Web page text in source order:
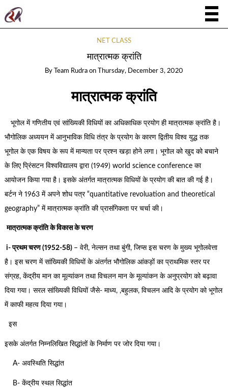
NET CLASS
मात्रात्मक क्रांति
By Team Rudra on Thursday, December 3, 2020
मात्रात्मक क्रांति
भूगोल में गणितीय एवं सांख्यिकी विधियों का अधिकाधिक प्रयोग ही मात्रात्मक क्रांति है।
भौगोलिक अध्ययन में आनुभाविक विधि तंत्र के प्रयोग के कारण द्वितीय विश्व युद्ध तक
भूगोल के एक विषय के रूप में मान्यता पर प्रश्न खड़ा होने लगा। भूगोल को खुद को बचाने
के लिए प्रिंसटन विश्वविद्यालय द्वारा (1949) world science conference का
आयोजन किया गया है। इसके अंतर्गत मात्रात्मक विधियों के प्रयोग की बात की गई है।
बर्टन ने 1963 में अपने शोध पत्र “quantitative revoluation and theoretical
geography” में मात्रात्मक क्रांति की प्रासंगिकता पर चर्चा की।
मात्रात्मक क्रांति के विकास के चरण
i- प्रथम चरण (1952-58) – वेरी, नेल्सन तथा बुंगी, जिप्स इस चरण के मुख्य भूगोलवेत्ता
है। इस चरण में सांख्यिकी विधियों के अंतर्गत भौगोलिक आंकड़ों का प्राथमिक स्तर पर
संग्रह, केंद्रीय मान का मूल्यांकन तथा विचलन मान के मूल्यांकन के अनुप्रयोग को बढ़ावा
दिया गया। सरल सांख्यिकी विधियों जैसे- माध्य, ,बहुलक, विचलन आदि के प्रयोग को भूगोल
में काफी महत्व दिया गया।
इस
इसके अंतर्गत निम्नलिखित सिद्धांतों के निर्माण पर जोर दिया गया।
A- अवस्थिति सिद्धांत
B- केंद्रीय स्थल सिद्धांत